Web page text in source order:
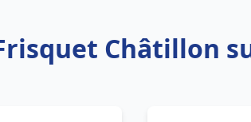
Châtillon